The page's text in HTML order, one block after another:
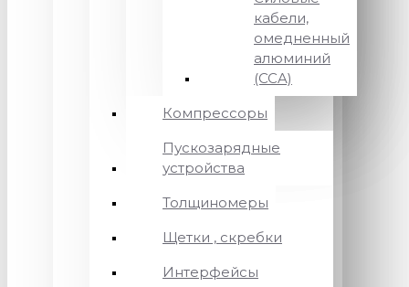
кабели,
омедненный
алюминий
(CCA)
Компрессоры
Пускозарядные
устройства
Толщиномеры
Щетки , скребки
Интерфейсы